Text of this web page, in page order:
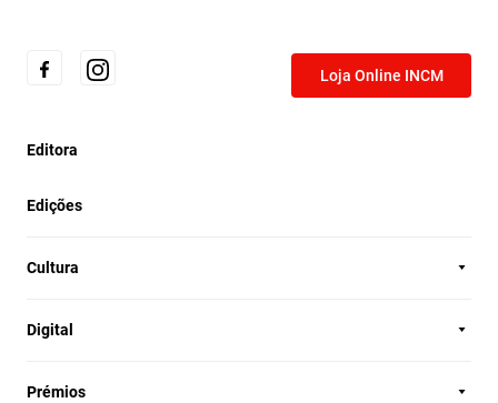
Loja Online INCM
Editora
Edições
Cultura
Digital
Prémios